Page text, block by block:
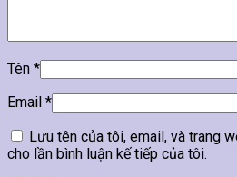
Tên *
Email *
Lưu tên của tôi, email, và trang
cho lần bình luận kế tiếp của tôi.